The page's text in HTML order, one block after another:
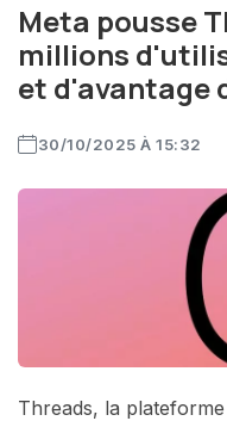
Meta pousse
millions
et d'avantage
30/10/2025 À 15:32
Threads, la